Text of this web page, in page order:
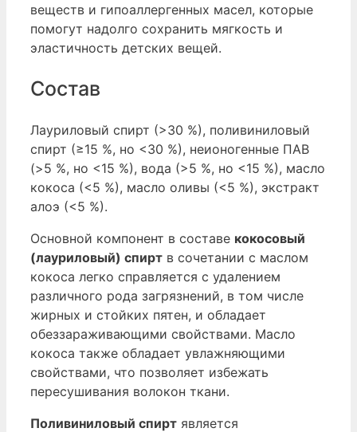
веществ и гипоаллергенных масел, которые
помогут надолго сохранить мягкость и
эластичность детских вещей.
Состав
Лауриловый спирт (>30 %), поливиниловый
спирт (≥15 %, но <30 %), неионогенные ПАВ
(>5 %, но <15 %), вода (>5 %, но <15 %), масло
кокоса (<5 %), масло оливы (<5 %), экстракт
алоэ (<5 %).
Основной компонент в составе кокосовый
(лауриловый) спирт в сочетании с маслом
кокоса легко справляется с удалением
различного рода загрязнений, в том числе
жирных и стойких пятен, и обладает
обеззараживающими свойствами. Масло
кокоса также обладает увлажняющими
свойствами, что позволяет избежать
пересушивания волокон ткани.
Поливиниловый спирт является